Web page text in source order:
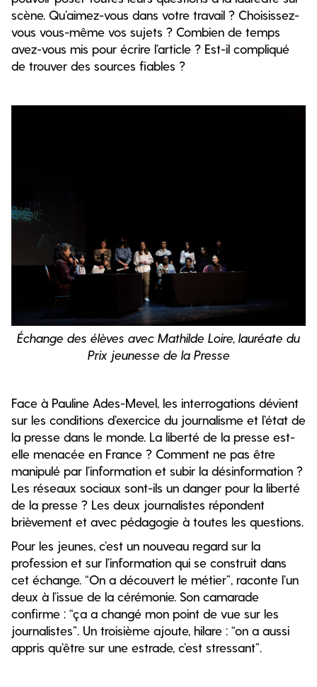
scène. Qu’aimez-vous dans votre travail ? Choisissez-
vous vous-même vos sujets ? Combien de temps
avez-vous mis pour écrire l’article ? Est-il compliqué
de trouver des sources fiables ?
Échange des élèves avec Mathilde Loire, lauréate du
Prix jeunesse de la Presse
Face à Pauline Ades-Mevel, les interrogations dévient
sur les conditions d’exercice du journalisme et l’état de
la presse dans le monde. La liberté de la presse est-
elle menacée en France ? Comment ne pas être
manipulé par l’information et subir la désinformation ?
Les réseaux sociaux sont-ils un danger pour la liberté
de la presse ? Les deux journalistes répondent
brièvement et avec pédagogie à toutes les questions.
Pour les jeunes, c’est un nouveau regard sur la
profession et sur l’information qui se construit dans
cet échange. “On a découvert le métier”, raconte l’un
deux à l’issue de la cérémonie. Son camarade
confirme : “ça a changé mon point de vue sur les
journalistes”. Un troisième ajoute, hilare : “on a aussi
appris qu’être sur une estrade, c’est stressant”.